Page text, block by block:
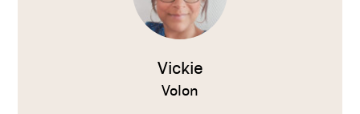
Vickie
Volon